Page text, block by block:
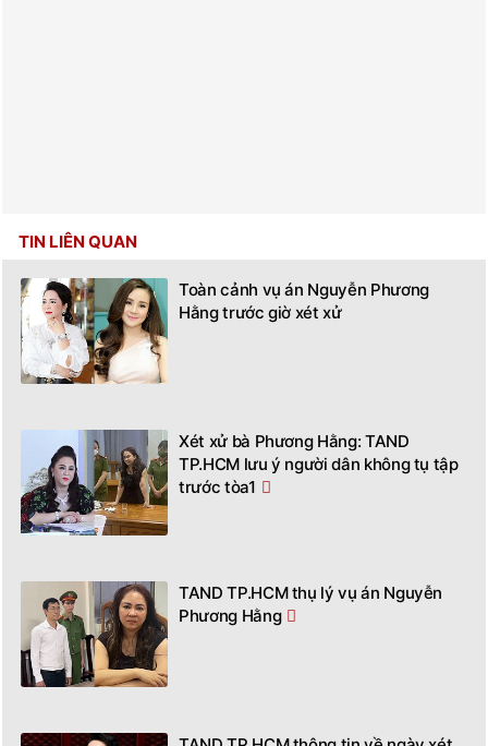
TIN LIÊN QUAN
Toàn cảnh vụ án Nguyễn Phương
Hằng trước giờ xét xử
Xét xử bà Phương Hằng: TAND
TP.HCM lưu ý người dân không tụ tập
trước tòa1
TAND TP.HCM thụ lý vụ án Nguyễn
Phương Hằng